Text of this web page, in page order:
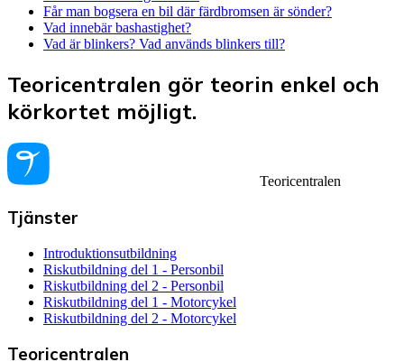
Får man bogsera en bil där färdbromsen är sönder?
Vad innebär bashastighet?
Vad är blinkers? Vad används blinkers till?
Teoricentralen gör teorin enkel och
körkortet möjligt.
Teoricentralen
Tjänster
Introduktionsutbildning
Riskutbildning del 1 - Personbil
Riskutbildning del 2 - Personbil
Riskutbildning del 1 - Motorcykel
Riskutbildning del 2 - Motorcykel
Teoricentralen